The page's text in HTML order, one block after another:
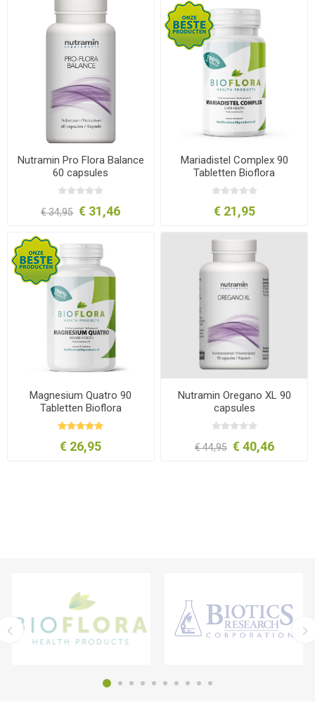
Nutramin Pro Flora Balance
60 capsules
€ 34,95 € 31,46
Mariadistel Complex 90
Tabletten Bioflora
€ 21,95
Magnesium Quatro 90
Tabletten Bioflora
€ 26,95
Nutramin Oregano XL 90
capsules
€ 44,95 € 40,46